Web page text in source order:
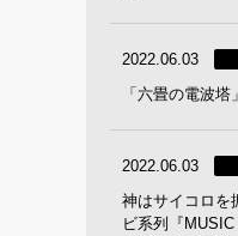
2022.06.03
「六畳の電波
2022.06.03
神はサイコロを
ビ系列『